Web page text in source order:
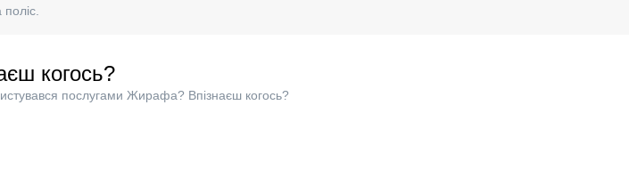
когось?
послугами Жирафа? Впізнаєш когось?